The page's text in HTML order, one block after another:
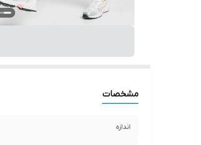
مشخصات
اندازه